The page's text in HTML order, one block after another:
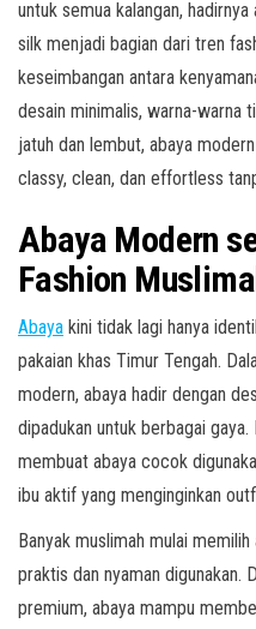
untuk semua kalangan,
silk menjadi bagian dari tren
keseimbangan antara
desain minimalis, warna-warna
jatuh dan lembut, abaya
classy, clean, dan effortless
Abaya Modern
Fashion
Abaya kini tidak lagi hanya
pakaian khas Timur Tengah.
modern, abaya hadir dengan
dipadukan untuk berbagai
membuat abaya cocok
ibu aktif yang menginginkan
Banyak muslimah mulai
praktis dan nyaman digunakan.
premium, abaya mampu